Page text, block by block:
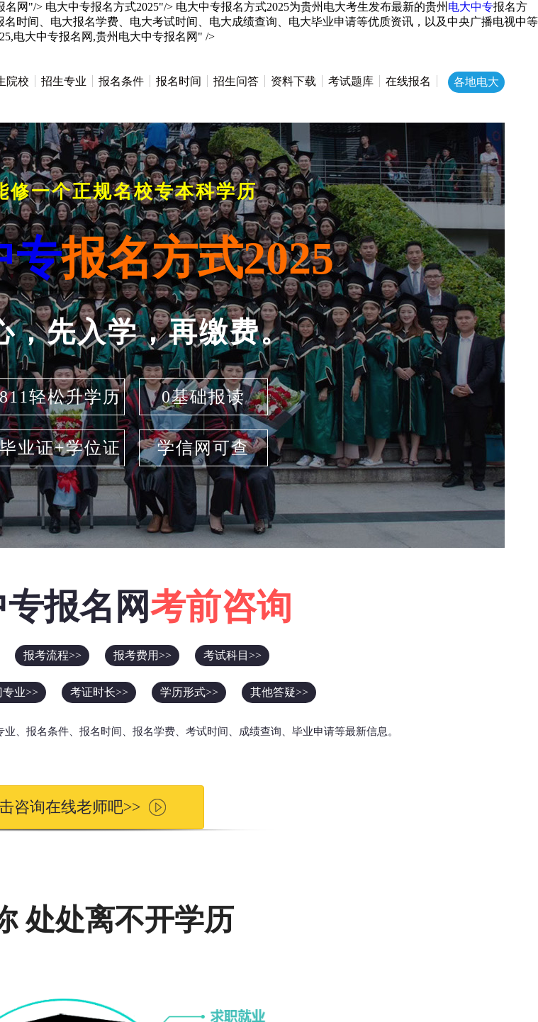
名网"/> 电大中专报名方式2025"/> 电大中专报名方式2025为贵州电大考生发布最新的贵州 电大中专报名方
时间、电大报名学费、电大考试时间、电大成绩查询、电大毕业申请等优质资讯，以及中央广播电视中等
电大中专报名网,贵州电大中专报名网" />
院校 招生专业 报名条件 报名时间 招生问答 资料下载 考试题库 在线报名 各地电大
修一个正规名校专本科学历
专报名方式2025
，先入学，再缴费。
811轻松升学历 0基础报读
毕业证+学位证 学信网可查
报名网考前咨询
报考流程>> 报考费用>> 考试科目>>
专业>> 考证时长>> 学历形式>> 其他答疑>>
、报名条件、报名时间、报名学费、考试时间、成绩查询、毕业申请等最新信息。
询在线老师吧>>
处处离不开学历